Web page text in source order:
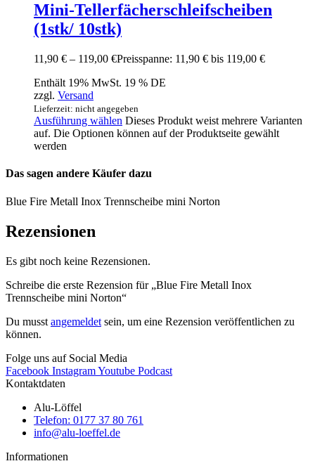
Mini-Tellerfächerschleifscheiben
(1stk/ 10stk)
11,90 € – 119,00 €Preisspanne: 11,90 € bis 119,00 €
Enthält 19% MwSt. 19 % DE
zzgl. Versand
Lieferzeit: nicht angegeben
Ausführung wählen Dieses Produkt weist mehrere Varianten
auf. Die Optionen können auf der Produktseite gewählt
werden
Das sagen andere Käufer dazu
Blue Fire Metall Inox Trennscheibe mini Norton
Rezensionen
Es gibt noch keine Rezensionen.
Schreibe die erste Rezension für „Blue Fire Metall Inox
Trennscheibe mini Norton“
Du musst angemeldet sein, um eine Rezension veröffentlichen zu
können.
Folge uns auf Social Media
Facebook InstagramYoutube Podcast
Kontaktdaten
Alu-Löffel
Telefon: 0177 37 80 761
info@alu-loeffel.de
Informationen